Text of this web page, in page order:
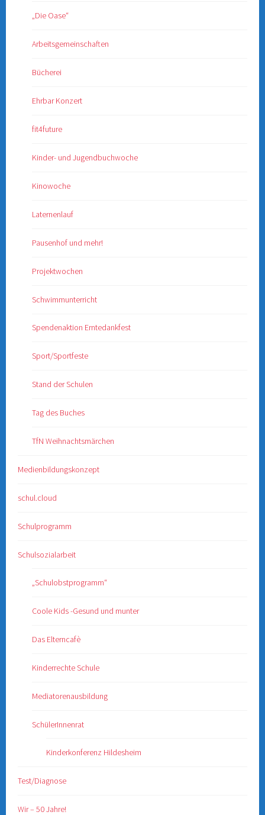
„Die Oase“
Arbeitsgemeinschaften
Bücherei
Ehrbar Konzert
fit4future
Kinder- und Jugendbuchwoche
Kinowoche
Laternenlauf
Pausenhof und mehr!
Projektwochen
Schwimmunterricht
Spendenaktion Erntedankfest
Sport/Sportfeste
Stand der Schulen
Tag des Buches
TfN Weihnachtsmärchen
Medienbildungskonzept
schul.cloud
Schulprogramm
Schulsozialarbeit
„Schulobstprogramm“
Coole Kids -Gesund und munter
Das Elterncafè
Kinderrechte Schule
Mediatorenausbildung
SchülerInnenrat
Kinderkonferenz Hildesheim
Test/Diagnose
Wir – 50 Jahre!